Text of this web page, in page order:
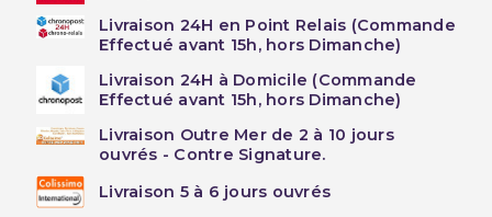
Livraison 24H en Point Relais (Commande
Effectué avant 15h, hors Dimanche)
Livraison 24H à Domicile (Commande
Effectué avant 15h, hors Dimanche)
Livraison Outre Mer de 2 à 10 jours
ouvrés - Contre Signature.
Livraison 5 à 6 jours ouvrés